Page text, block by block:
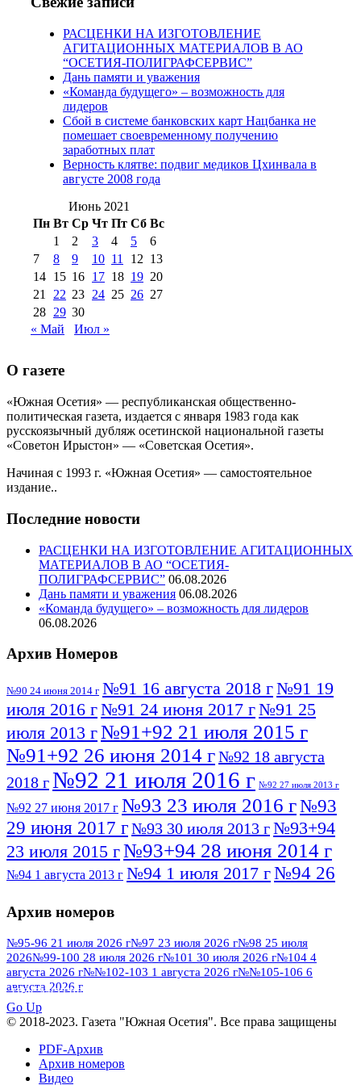
июля 2017 г
2012 г(15)№97 30 июля 2015 г
(15)№98 1 августа 2015 г(10)№98 2
августа 2016 г(10)№98 5 июля 2014 г
№98 8 августа 2013 г
августа 2012 г(14) №98+99 11 июля
2017 г(9) №99 4 августа 2015 г(6) №99 4 августа
2016 г(12) №99 8 июля 2014 г
августа 2012 г
августа 2013 г(12)
РАСЦЕНКИ НА ИЗГОТОВЛЕНИЕ
АГИТАЦИОННЫХ МАТЕРИАЛОВ В АО
“ОСЕТИЯ-ПОЛИГРАФСЕРВИС”
Дань памяти и уважения
«Команда будущего» – возможность для
лидеров
Сбой в системе банковских карт Нацбанка не
помешает своевременному получению
заработных плат
Верность клятве: подвиг медиков Цхинвала в
августе 2008 года
Июнь 2021
Пн Вт Ср Чт Пт Сб Вс
1
2 3 4 5
6
7
8 9 10 11 12 13
14 15 16 17 18 19 20
21
22 23 24 25 26 27
28 29 30
« Май
Июл »
О газете
«Южная Осетия» — республиканская общественно-
политическая газета, издается с января 1983 года как
русскоязычный дубляж осетинской национальной газеты
«Советон Ирыстон» — «Советская Осетия».
Начиная с 1993 г. «Южная Осетия» — самостоятельное
издание..
Последние новости
РАСЦЕНКИ НА ИЗГОТОВЛЕНИЕ АГИТАЦИОННЫХ
МАТЕРИАЛОВ В АО “ОСЕТИЯ-
ПОЛИГРАФСЕРВИС” 06.08.2026
Дань памяти и уважения 06.08.2026
«Команда будущего» – возможность для лидеров
06.08.2026
Архив Номеров
№90 24 июня 2014 г №91 16 августа 2018 г№91 19
июля 2016 г№91 24 июня 2017 г№91 25
июля 2013 г№91+92 21 июля 2015 г
№91+92 26 июня 2014 г№92 18 августа
2018 г№92 21 июля 2016 г №92 27 июля 2013 г
№92 27 июня 2017 г №93 23 июля 2016 г№93
29 июня 2017 г№93 30 июля 2013 г№93+94
23 июля 2015 г№93+94 28 июня 2014 г
№94 1 августа 2013 г №94 1 июля 2017 г№94 26
№95 7 августа 2012 г
№95 28 июля 2016 г№95+96 3 августа
2013 г№96 6 июля 2017 г№96 9 августа
2012 г №96 28 июля 2015 г
№96+97 30 июля 2016 г
№97 11 августа 2012 г
№97 30 июля 2015 г
Архив номеров
№95-96 21 июля 2026 г№97 23 июля 2026 г№98 25 июля
2026№99-100 28 июля 2026 г№101 30 июля 2026 г№104 4
августа 2026 г№№102-103 1 августа 2026 г№№105-106 6
августа 2026 г
ПОСМОТРЕТЬ ВСЕ
Go Up
© 2018-2023. Газета "Южная Осетия". Все права защищены
PDF-Архив
Архив номеров
Видео